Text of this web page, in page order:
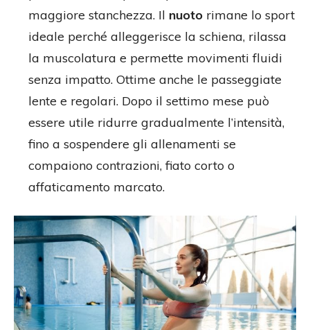
maggiore stanchezza. Il nuoto rimane lo sport
ideale perché alleggerisce la schiena, rilassa
la muscolatura e permette movimenti fluidi
senza impatto. Ottime anche le passeggiate
lente e regolari. Dopo il settimo mese può
essere utile ridurre gradualmente l’intensità,
fino a sospendere gli allenamenti se
compaiono contrazioni, fiato corto o
affaticamento marcato.